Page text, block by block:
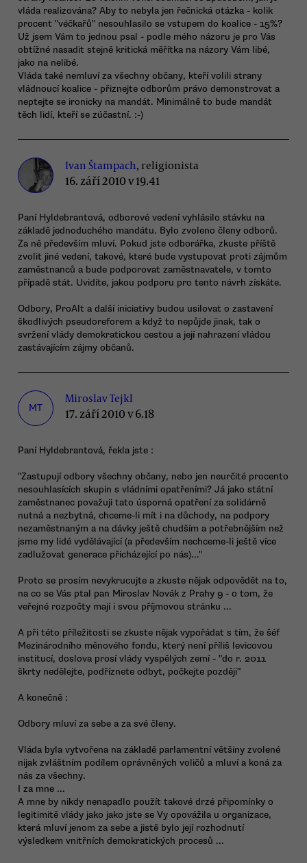
vláda realizována? Aby to nebyla jen řečnická otázka - kolik
procent "véčkařů" nesouhlasilo se vstupem do koalice - 15%?
Už jsem Vám to jednou psal - podle mého názoru je pro Vás
obtížné nasadit stejně kritická měřítka na názory Vám libé,
jako na nelibé.
Vláda také nemluví za všechny občany, kteří volili strany
vládnoucí koalice - přiznejte odborům právo demonstrovat a
neptejte se ironicky na mandát. Minimálně to bude mandát
těch lidí, kteří se zúčastní. :-)
Ivan Štampach, religionista
16. září 2010 v 19.41
Paní Hyldebrantová, odborové vedení vyhlásilo stávku na
základě jednoduchého mandátu. Bylo zvoleno členy odborů.
Za ně především mluví. Pokud jste odborářka, zkuste příště
zvolit jiné vedení, takové, které bude vystupovat proti zájmům
zaměstnanců a bude podporovat zaměstnavatele, v tomto
případě stát. Uvidíte, jakou podporu pro tento návrh získáte.
Odbory, ProAlt a další iniciativy budou usilovat o zastavení
škodlivých pseudoreforem a když to nepůjde jinak, tak o
svržení vlády demokratickou cestou a její nahrazení vládou
zastávajícím zájmy občanů.
MT
Miroslav Tejkl
17. září 2010 v 6.18
Paní Hyldebrantová, řekla jste :
"Zastupují odbory všechny občany, nebo jen neurčité procento
nesouhlasících skupin s vládními opatřeními? Já jako státní
zaměstnanec považuji tato úsporná opatření za solidárně
nutná a nezbytná, chceme-li mít i na důchody, na podpory
nezaměstnaným a na dávky ještě chudším a potřebnějším než
jsme my lidé vydělávající (a především nechceme-li ještě více
zadlužovat generace přicházející po nás)..."
Proto se prosím nevykrucujte a zkuste nějak odpovědět na to,
na co se Vás ptal pan Miroslav Novák z Prahy 9 - o tom, že
veřejné rozpočty mají i svou příjmovou stránku ...
A při této příležitosti se zkuste nějak vypořádat s tím, že šéf
Mezinárodního měnového fondu, který není příliš levicovou
institucí, doslova prosí vlády vyspělých zemí - "do r. 2011
škrty nedělejte, podříznete odbyt, počkejte později"
A konečně :
Odbory mluví za sebe a za své členy.
Vláda byla vytvořena na základě parlamentní většiny zvolené
nijak zvláštním podílem oprávněných voličů a mluví a koná za
nás za všechny.
I za mne ...
A mne by nikdy nenapadlo použít takové drzé připomínky o
legitimitě vlády jako jako jste se Vy opovážila u organizace,
která mluví jenom za sebe a jistě bylo její rozhodnutí
výsledkem vnitřních demokratických procesů ...